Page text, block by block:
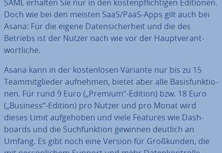
SAML erhalten Sie nur in den kos­ten­pflich­ti­gen Editionen.
Doch wie bei den meisten SaaS/PaaS-Apps gilt auch bei
Asana: Für die eigene Da­ten­si­cher­heit und die des
Betriebs ist der Nutzer nach wie vor der Haupt­ver­ant­
wort­li­che.
Asana kann in der kos­ten­lo­sen Variante nur bis zu 15
Team­mit­glie­der aufnehmen, bietet aber alle Ba­sis­funk­tio­
nen. Für rund 9 Euro („Premium“-Edition) bzw. 18 Euro
(„Business“-Edition) pro Nutzer und pro Monat wird
dieses Limit auf­ge­ho­ben und viele Features wie Da­sh­
boards und die Such­funk­ti­on gewinnen deutlich an
Umfang. Es gibt noch eine Version für Groß­kun­den, die